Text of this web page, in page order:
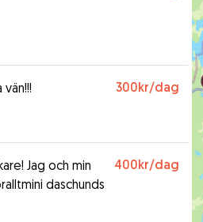
300kr/dag
Jag och min
daschunds
400kr/dag